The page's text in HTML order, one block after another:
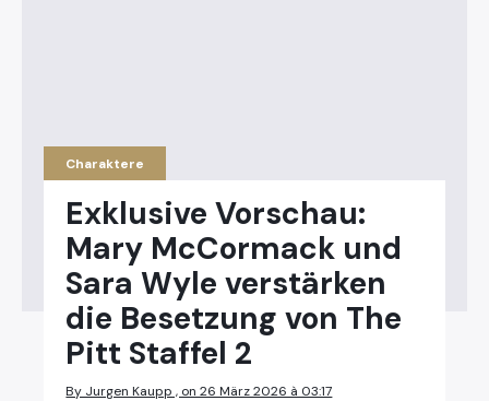
Charaktere
Exklusive Vorschau:
Mary McCormack und
Sara Wyle verstärken
die Besetzung von The
Pitt Staffel 2
By Jurgen Kaupp , on 26 März 2026 à 03:17